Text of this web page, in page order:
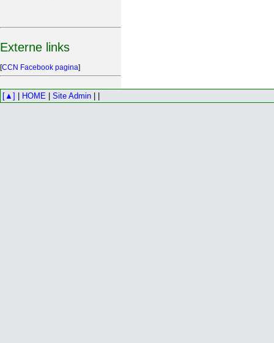
Externe links
[CCN Facebook pagina]
[▲] HOME Site Admin